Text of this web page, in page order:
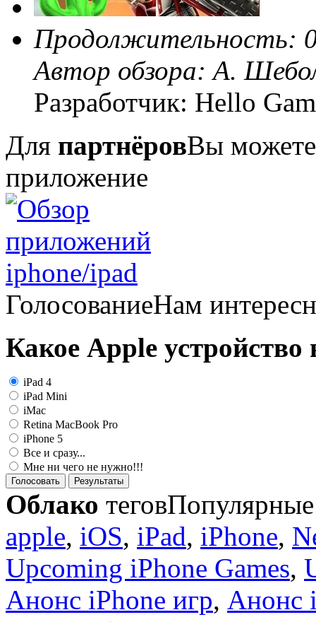
Продолжительность:
Автор обзора:А.
Разработчик: Hello
Для партнёровВы можете
приложение
ГолосованиеНам
Какое Apple устройство
iPad 4
iPad Mini
iMac
Retina MacBook Pro
iPhone 5
Все и сразу...
Мне ни чего не нужно!!!
Голосовать Результаты
Облако теговПопулярные
apple, iOS, iPad, iPhone,
Upcoming iPhone Games,
Анонс iPhone игр, Анонс